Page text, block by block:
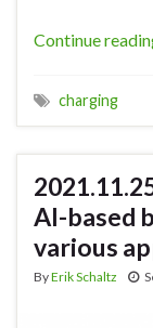
Continue
charging
AI-based
various
ByErik Schaltz